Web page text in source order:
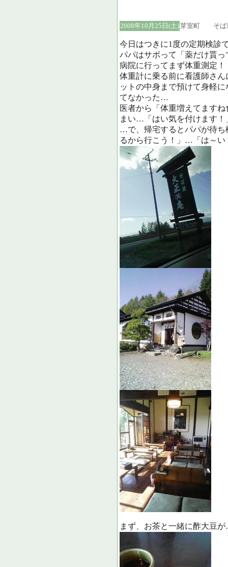
2008年10月25日(土)芽室町 そば
今日はつきに1度の定期検診
パパはサボって「薬だけ貰
病院に行ってまず体重測定！
体重計に乗る前に看護師さ
ットの中身まで預けて身軽
てなかった…
医者から「体重増えてます
まい…「はい気を付けます！
…で、帰宅するとパパが待ち
るから行こう！」…「は～
まず、お茶と一緒に酢大豆